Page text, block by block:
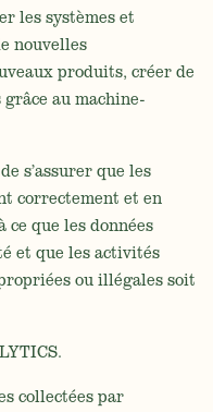
les systèmes et
nouvelles
produits, créer de
au machine-
s’assurer que les
correctement et en
que les données
et que les activités
ou illégales soit
collectées par